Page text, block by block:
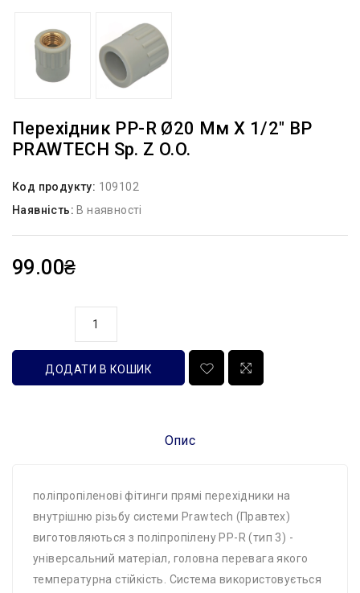
Перехідник PP-R Ø20 Мм X 1/2″ ВР
PRAWTECH Sp. Z O.o.
Код продукту: 109102
Наявність: В наявності
99.00₴
ДОДАТИ В КОШИК
Опис
поліпропіленові фітинги прямі перехідники на
внутрішню різьбу системи Prawtech (Правтех)
виготовляються з поліпропілену PP-R (тип 3) -
універсальний матеріал, головна перевага якого
температурна стійкість. Система використовується